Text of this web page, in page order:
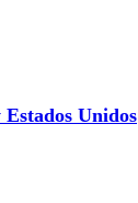
Unidos